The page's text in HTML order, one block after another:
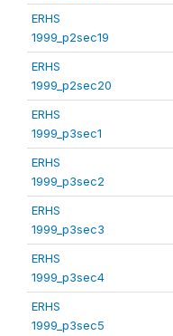
ERHS
1999_p2sec19
ERHS
1999_p2sec20
ERHS
1999_p3sec1
ERHS
1999_p3sec2
ERHS
1999_p3sec3
ERHS
1999_p3sec4
ERHS
1999_p3sec5